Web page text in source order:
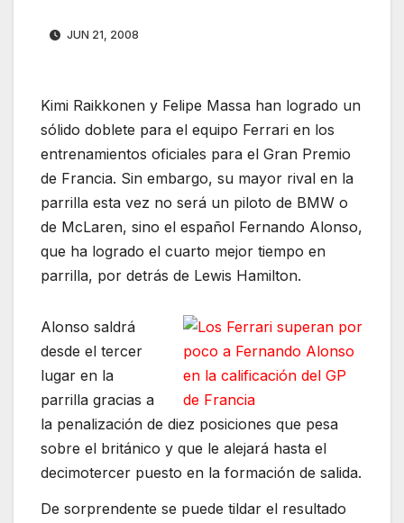
JUN 21, 2008
Kimi Raikkonen y Felipe Massa han logrado un
sólido doblete para el equipo Ferrari en los
entrenamientos oficiales para el Gran Premio
de Francia. Sin embargo, su mayor rival en la
parrilla esta vez no será un piloto de BMW o
de McLaren, sino el español Fernando Alonso,
que ha logrado el cuarto mejor tiempo en
parrilla, por detrás de Lewis Hamilton.
Alonso saldrá
desde el tercer
lugar en la
parrilla gracias a
la penalización de diez posiciones que pesa
sobre el británico y que le alejará hasta el
decimotercer puesto en la formación de salida.
De sorprendente se puede tildar el resultado